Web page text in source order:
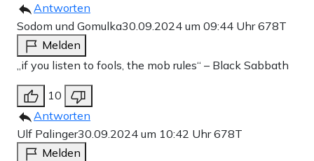
Antworten
Sodom und Gomulka30.09.2024 um 09:44 Uhr678T
Melden
„if you listen to fools, the mob rules“ – Black Sabbath
10
Antworten
Ulf Palinger30.09.2024 um 10:42 Uhr678T
Melden